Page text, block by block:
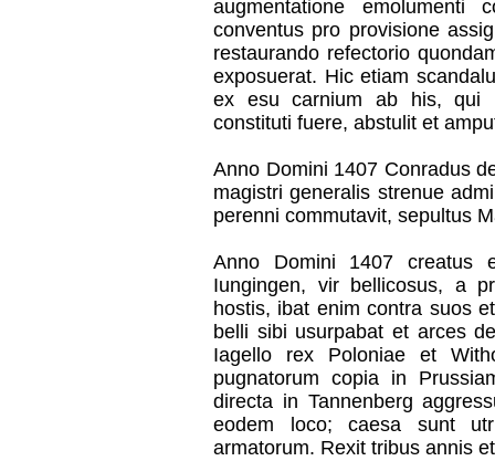
augmentatione emolumenti
conventus pro provisione
restaurando refectorio
exposuerat. Hic etiam
ex esu carnium ab his, qui
constituti fuere, abstulit et
Anno Domini 1407 Conradus
magistri generalis strenue
perenni commutavit, sepultus
Anno Domini 1407 creatus
Iungingen, vir bellicosus, a
hostis, ibat enim contra suos
belli sibi usurpabat et arces
Iagello rex Poloniae et
pugnatorum copia in
directa in Tannenberg
eodem loco; caesa sunt
armatorum. Rexit tribus annis